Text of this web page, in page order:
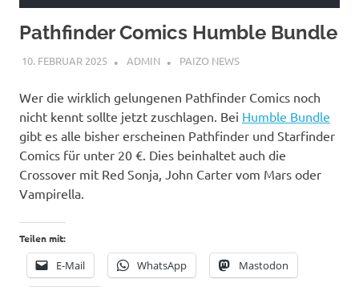
Pathfinder Comics Humble Bundle
10. FEBRUAR 2025 ADMIN PAIZO NEWS
Wer die wirklich gelungenen Pathfinder Comics noch
nicht kennt sollte jetzt zuschlagen. Bei Humble Bundle
gibt es alle bisher erscheinen Pathfinder und Starfinder
Comics für unter 20 €. Dies beinhaltet auch die
Crossover mit Red Sonja, John Carter vom Mars oder
Vampirella.
Teilen mit:
E-Mail WhatsApp Mastodon